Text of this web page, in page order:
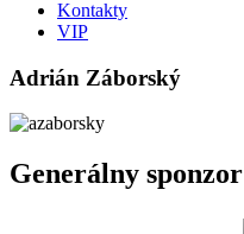
Kontakty
VIP
Adrián Záborský
Generálny sponzor